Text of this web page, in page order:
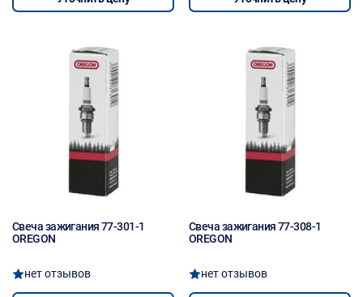
Свеча зажигания 77-301-1
OREGON
нет отзывов
Свеча зажигания 77-308-1
OREGON
нет отзывов